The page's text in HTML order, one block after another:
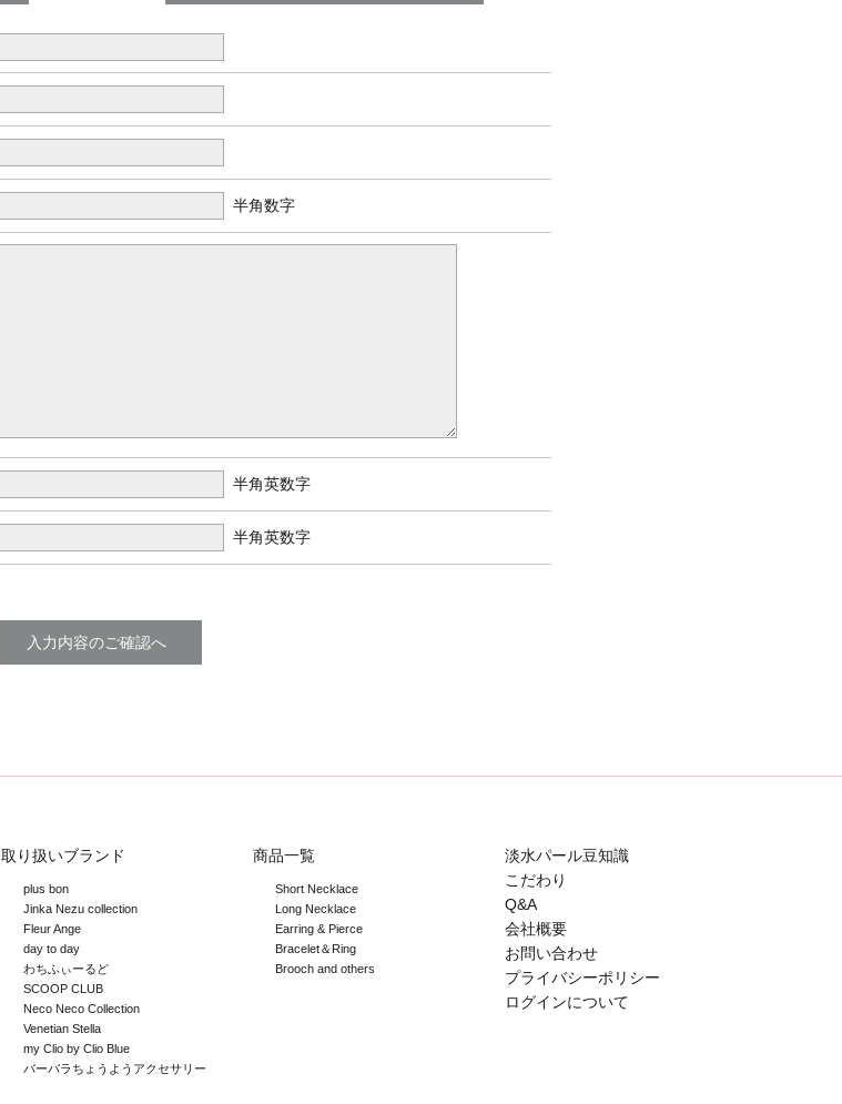
半角数字
半角英数字
半角英数字
取り扱いブランド
plus bon
Jinka Nezu collection
Fleur Ange
day to day
わちふぃーるど
SCOOP CLUB
Neco Neco Collection
Venetian Stella
my Clio by Clio Blue
バーバラちょうようアクセサリー
商品一覧
Short Necklace
Long Necklace
Earring & Pierce
Bracelet＆Ring
Brooch and others
淡水パール豆知識
こだわり
Q&A
会社概要
お問い合わせ
プライバシーポリシー
ログインについて